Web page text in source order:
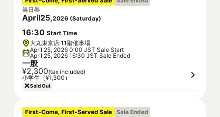
当日券
April25,2026 (Saturday)
16:30 Start Time
大丸東京店 11階催事場
April 25, 2026 0:00 JST Sale Start
April 25, 2026 16:30 JST Sale Ended
一般
¥2,300(tax included)
小学生（¥1,300）
Sold Out
First-Come, First-Served Sale Sale Ended